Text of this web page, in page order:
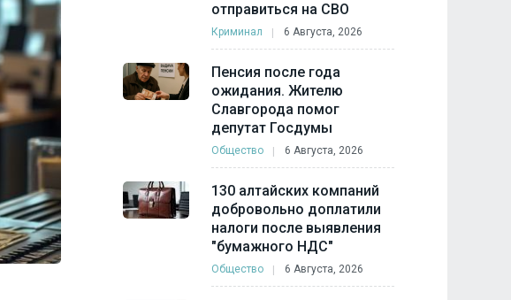
отправиться на СВО
Криминал 6 Августа, 2026
Пенсия после года
ожидания. Жителю
Славгорода помог
депутат Госдумы
Общество 6 Августа, 2026
130 алтайских компаний
добровольно доплатили
налоги после выявления
"бумажного НДС"
Общество 6 Августа, 2026